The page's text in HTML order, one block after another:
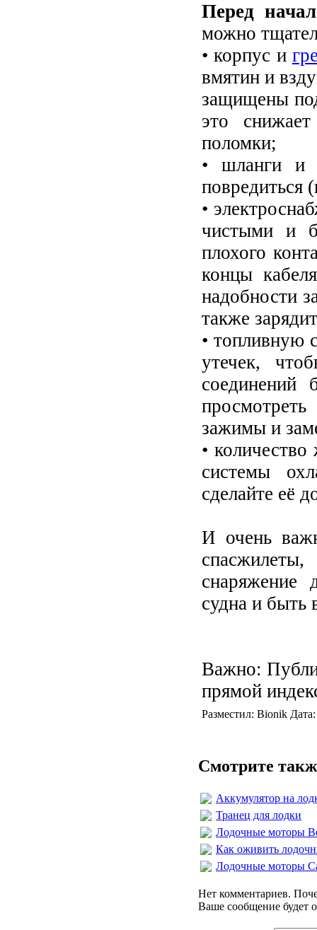
Перед
можно
• корпус и
вмятин и
защищены
это
поломки;
• шланги и
повредиться
•
чистыми и
плохого
концы
надобности
также
• топливную
утечек,
соединений
зажимы и
•
системы
сделайте её
И очень
снаряжение
судна и быть
Важно:
прямой
Разместил: Bionik
Смотрите
Аккумулятор на
Транец для лодки
Лодочные моторы
Как оживить
Лодочные моторы
Нет комментариев.
Ваше сообщение будет